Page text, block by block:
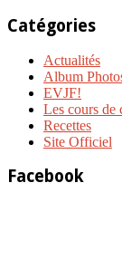
Catégories
Actualités
Album
EVJF!
Les cours de
Recettes
Site Officiel
Facebook